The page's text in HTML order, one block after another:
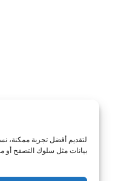
لتخزين معلومات الجهاز أو
الموقع. عدم الموافقة أو سحب